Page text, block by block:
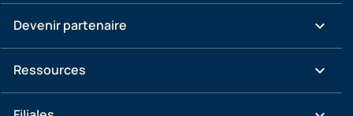
Devenir partenaire keyboard_arrow_down
Ressources keyboard_arrow_down